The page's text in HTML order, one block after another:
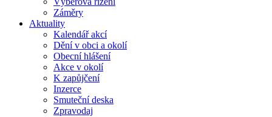
Záměry
Aktuality
Kalendář akcí
Dění v obci a okolí
Obecní hlášení
Akce v okolí
K zapůjčení
Inzerce
Smuteční deska
Zpravodaj